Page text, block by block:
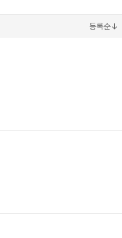
등록순↓